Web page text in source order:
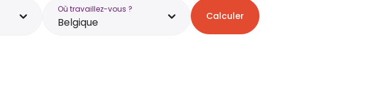
Où travaillez-vous ?
Belgique Calculer